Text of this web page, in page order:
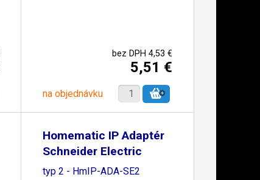
bez DPH 4,53 €
5,51 €
na objednávku
Homematic IP Adaptér
Schneider Electric
typ 2 - HmIP-ADA-SE2